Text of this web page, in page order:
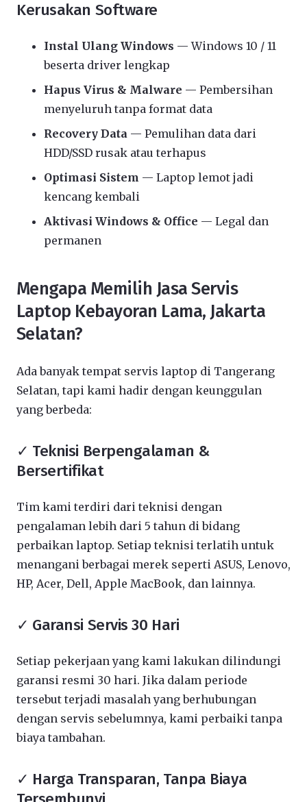
Kerusakan Software
Instal Ulang Windows — Windows 10 / 11
beserta driver lengkap
Hapus Virus & Malware — Pembersihan
menyeluruh tanpa format data
Recovery Data — Pemulihan data dari
HDD/SSD rusak atau terhapus
Optimasi Sistem — Laptop lemot jadi
kencang kembali
Aktivasi Windows & Office — Legal dan
permanen
Mengapa Memilih Jasa Servis
Laptop Kebayoran Lama, Jakarta
Selatan?
Ada banyak tempat servis laptop di Tangerang
Selatan, tapi kami hadir dengan keunggulan
yang berbeda:
✓ Teknisi Berpengalaman &
Bersertifikat
Tim kami terdiri dari teknisi dengan
pengalaman lebih dari 5 tahun di bidang
perbaikan laptop. Setiap teknisi terlatih untuk
menangani berbagai merek seperti ASUS, Lenovo,
HP, Acer, Dell, Apple MacBook, dan lainnya.
✓ Garansi Servis 30 Hari
Setiap pekerjaan yang kami lakukan dilindungi
garansi resmi 30 hari. Jika dalam periode
tersebut terjadi masalah yang berhubungan
dengan servis sebelumnya, kami perbaiki tanpa
biaya tambahan.
✓ Harga Transparan, Tanpa Biaya